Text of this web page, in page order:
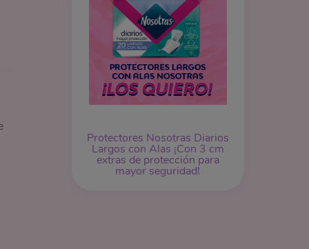
Protectores Nosotras Diarios
Largos con Alas ¡Con 3 cm
extras de protección para
mayor seguridad!